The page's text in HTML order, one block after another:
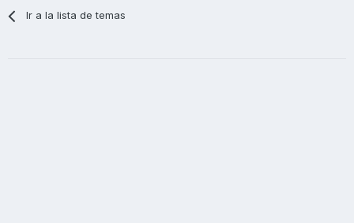
Ir a la lista de temas